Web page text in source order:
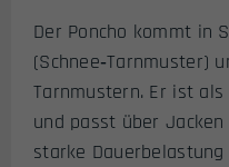
Der Poncho kommt in
(Schnee‑Tarnmuster)
Tarnmustern. Er ist
und passt über
starke